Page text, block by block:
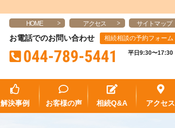
HOME アクセス サイトマップ
お電話でのお問い合わせ 相続相談の予約フォーム
044-789-5441 平日9:30〜17:30
解決事例 お客様の声 相続Q&A アクセス